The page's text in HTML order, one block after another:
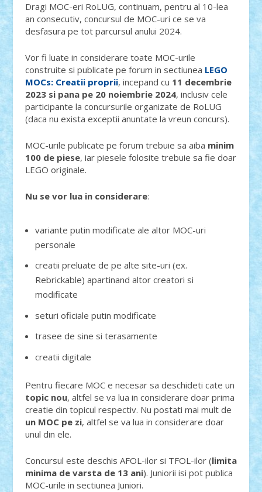
Dragi MOC-eri RoLUG, continuam, pentru al 10-lea
an consecutiv, concursul de MOC-uri ce se va
desfasura pe tot parcursul anului 2024.
Vor fi luate in considerare toate MOC-urile
construite si publicate pe forum in sectiunea LEGO
MOCs: Creatii proprii, incepand cu 11 decembrie
2023 si pana pe 20 noiembrie 2024, inclusiv cele
participante la concursurile organizate de RoLUG
(daca nu exista exceptii anuntate la vreun concurs).
MOC-urile publicate pe forum trebuie sa aiba minim
100 de piese, iar piesele folosite trebuie sa fie doar
LEGO originale.
Nu se vor lua in considerare:
variante putin modificate ale altor MOC-uri
personale
creatii preluate de pe alte site-uri (ex.
Rebrickable) apartinand altor creatori si
modificate
seturi oficiale putin modificate
trasee de sine si terasamente
creatii digitale
Pentru fiecare MOC e necesar sa deschideti cate un
topic nou, altfel se va lua in considerare doar prima
creatie din topicul respectiv. Nu postati mai mult de
un MOC pe zi, altfel se va lua in considerare doar
unul din ele.
Concursul este deschis AFOL-ilor si TFOL-ilor (limita
minima de varsta de 13 ani). Juniorii isi pot publica
MOC-urile in sectiunea Juniori.